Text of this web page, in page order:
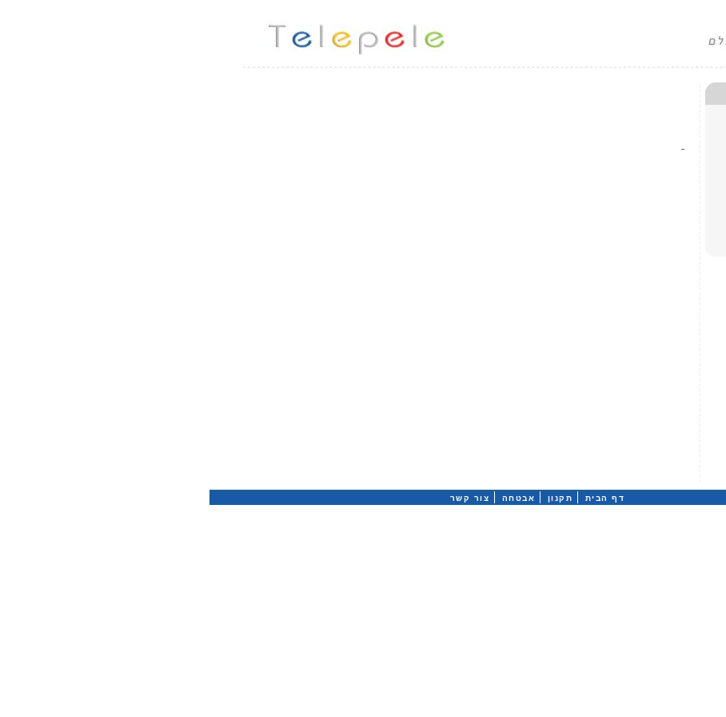
דף הבית תקנון אבטחה צור קשר